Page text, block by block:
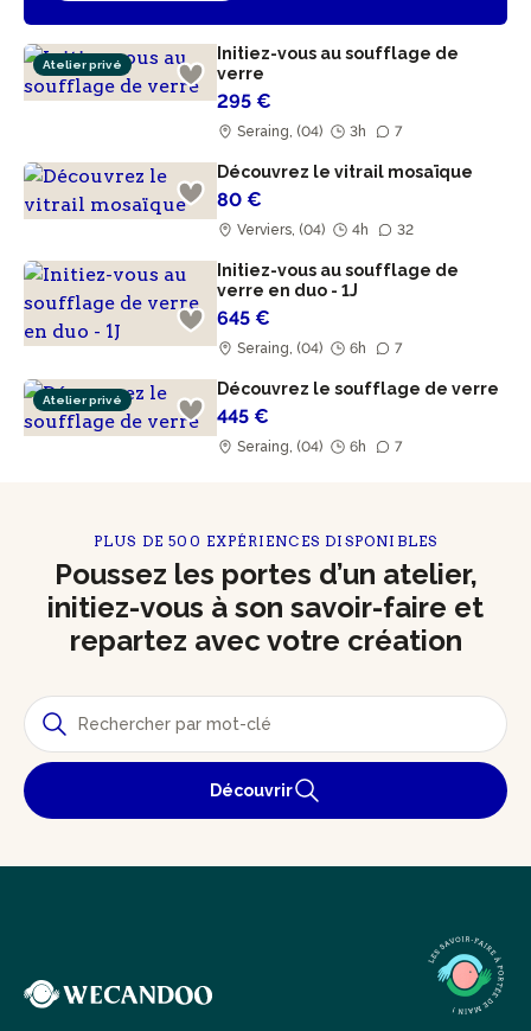
Atelier privé
Initiez-vous au soufflage de
verre
295 €
Seraing, (04) 3h 7
Découvrez le vitrail mosaïque
80 €
Verviers, (04) 4h 32
Initiez-vous au soufflage de
verre en duo - 1J
645 €
Seraing, (04) 6h 7
Atelier privé
Découvrez le soufflage de verre
445 €
Seraing, (04) 6h 7
PLUS DE 500 EXPÉRIENCES DISPONIBLES
Poussez les portes d’un atelier,
initiez-vous à son savoir-faire et
repartez avec votre création
Découvrir